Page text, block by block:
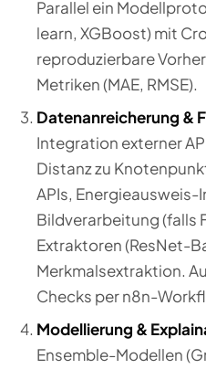
Parallel ein
learn, XGBoost) mit
reproduzierbare
Metriken (MAE, RMSE).
Datenanreicherung &
Integration externer
Distanz zu
APIs,
Bildverarbeitung (falls
Extraktoren (ResNet-
Merkmalsextraktion.
Checks per n8n-
Modellierung &
Ensemble-Modellen